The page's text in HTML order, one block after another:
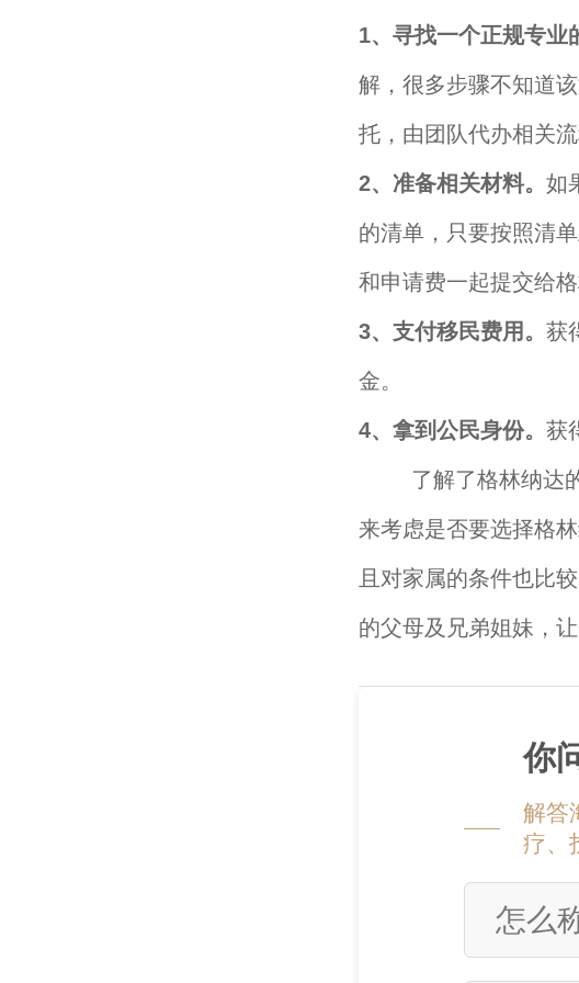
1、寻找一个正规专业
解，很多步骤不知道
托，由团队代办相关
2、准备相关材料。 如
的清单，只要按照清
和申请费一起提交给
3、支付移民费用。 获
金。
4、拿到公民身份。 获
了解了格林纳达的
来考虑是否要选择格
且对家属的条件也比
的父母及兄弟姐妹，
你
解答
疗、